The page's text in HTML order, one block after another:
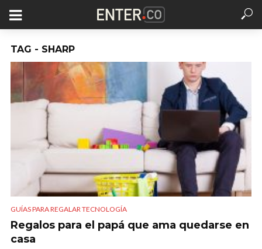
TAG - SHARP
GUÍAS PARA REGALAR TECNOLOGÍA
Regalos para el papá que ama quedarse en
casa